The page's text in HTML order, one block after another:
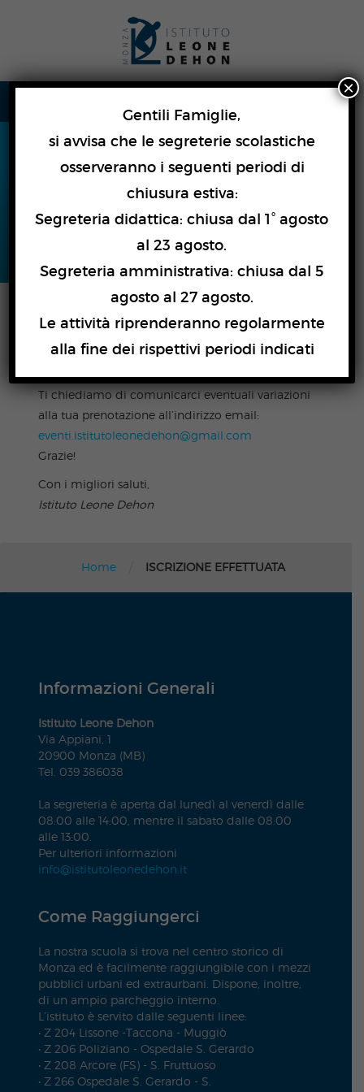
ISCRIZIONE
EFFETTUATA
Ti ringraziamo per la tua iscrizione.
Ti aspettiamomercoledì 27 maggio 2026 alle ore
18:30presso l’Istituto Leone Dehon di Monza.
Ti chiediamo di comunicarci eventuali variazioni
alla tua prenotazione all’indirizzo email:
eventi.istitutoleonedehon@gmail.com
Grazie!
Con i migliori saluti,
Istituto Leone Dehon
Home ISCRIZIONE EFFETTUATA
Informazioni Generali
Istituto Leone Dehon
Via Appiani, 1
20900 Monza (MB)
Tel. 039 386038
La segreteria è aperta dal lunedì al venerdì dalle
08:00 alle 14:00, mentre il sabato dalle 08:00
alle 13:00.
Per ulteriori informazioni
info@istitutoleonedehon.it
Come Raggiungerci
La nostra scuola si trova nel centro storico di
Monza ed è facilmente raggiungibile con i mezzi
pubblici urbani ed extraurbani. Dispone, inoltre,
di un ampio parcheggio interno.
L’istituto è servito dalle seguenti linee:
• Z 204 Lissone -Taccona - Muggiò
• Z 206 Poliziano - Ospedale S. Gerardo
• Z 208 Arcore (FS) - S. Fruttuoso
• Z 266 Ospedale S. Gerardo - S.
Gentili Famiglie,
si avvisa che le segreterie scolastiche
osserveranno i seguenti periodi di
chiusura estiva:
Segreteria didattica: chiusa dal 1° agosto
al 23 agosto.
Segreteria amministrativa: chiusa dal 5
agosto al 27 agosto.
Le attività riprenderanno regolarmente
alla fine dei rispettivi periodi indicati
×